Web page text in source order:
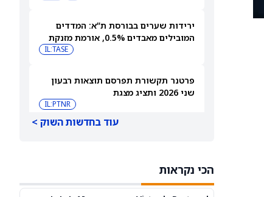
ירידות שערים בבורסת ת”א: המדדים
המובילים מאבדים 0.5%, אורמת מזנקת
IL:TASE
פרטנר תקשורת תפרסם תוצאות רבעון
שני 2026 ותציג מצגת
IL:PTNR
אאורה השקעות זכתה בפרויקט
עוד בחדשות השוק >
הכי נקראות